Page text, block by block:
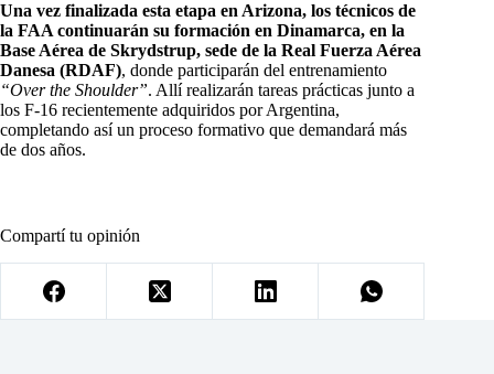
Una vez finalizada esta etapa en Arizona, los técnicos de
la FAA continuarán su formación en Dinamarca, en la
Base Aérea de Skrydstrup, sede de la Real Fuerza Aérea
Danesa (RDAF), donde participarán del entrenamiento
“Over the Shoulder”. Allí realizarán tareas prácticas junto a
los F-16 recientemente adquiridos por Argentina,
completando así un proceso formativo que demandará más
de dos años.
Compartí tu opinión